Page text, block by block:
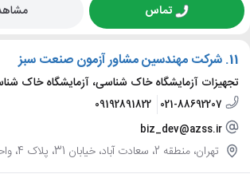
تماس
11. شرکت مهندسین مشاور آزمون صنعت سبز
تجهیزات آزمایشگاه خاک شناسی، آزمایشگاه خاک
021-88692207
09192891822
biz_dev@azss.ir
تهران، منطقه 2، سعادت آباد، خیابان 31، پلاک 4، واحد 1